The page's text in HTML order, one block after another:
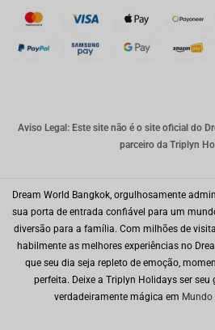
quesa
Franco
suíço
australia
no
CNY
TWD
Minhas
Ries
PHP
Aviso Legal: Este site não é o site oficial do
parceiro da Triplyn
Dream World Bangkok, orgulhosamente
sua porta de entrada confiável para um
diversão para a família. Com milhões de
habilmente as melhores experiências no
que seu dia seja repleto de emoção,
perfeita. Deixe a Triplyn Holidays ser
verdadeiramente mágica em